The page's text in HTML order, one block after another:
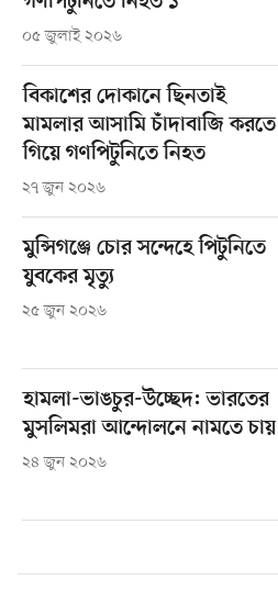
০৫ জুলাই ২০২৬
বিকাশের দোকানে ছিনতাই
মামলার আসামি চাঁদাবাজি করতে
গিয়ে গণপিটুনিতে নিহত
২৭ জুন ২০২৬
মুন্সিগঞ্জে চোর সন্দেহে পিটুনিতে
যুবকের মৃত্যু
২৫ জুন ২০২৬
হামলা-ভাঙচুর-উচ্ছেদ: ভারতের
মুসলিমরা আন্দোলনে নামতে চায়
২৪ জুন ২০২৬